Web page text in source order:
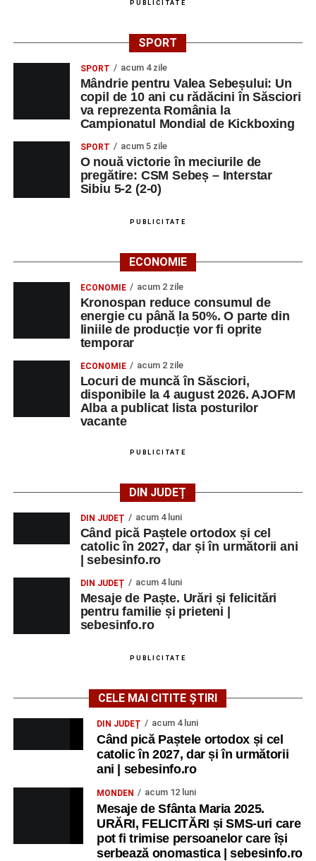
PUBLICITATE
SPORT
SPORT acum 4 zile
Mândrie pentru Valea Sebeșului: Un
copil de 10 ani cu rădăcini în Săsciori
va reprezenta România la
Campionatul Mondial de Kickboxing
SPORT acum 5 zile
O nouă victorie în meciurile de
pregătire: CSM Sebeș – Interstar
Sibiu 5-2 (2-0)
PUBLICITATE
ECONOMIE
ECONOMIE acum 2 zile
Kronospan reduce consumul de
energie cu până la 50%. O parte din
liniile de producție vor fi oprite
temporar
ECONOMIE acum 2 zile
Locuri de muncă în Săsciori,
disponibile la 4 august 2026. AJOFM
Alba a publicat lista posturilor
vacante
PUBLICITATE
DIN JUDEȚ
DIN JUDEȚ acum 4 luni
Când pică Paștele ortodox și cel
catolic în 2027, dar și în următorii ani
| sebesinfo.ro
DIN JUDEȚ acum 4 luni
Mesaje de Paște. Urări și felicitări
pentru familie și prieteni |
sebesinfo.ro
PUBLICITATE
CELE MAI CITITE ȘTIRI
DIN JUDEȚ acum 4 luni
Când pică Paștele ortodox și cel
catolic în 2027, dar și în următorii
ani | sebesinfo.ro
MONDEN acum 12 luni
Mesaje de Sfânta Maria 2025.
URĂRI, FELICITĂRI și SMS-uri care
pot fi trimise persoanelor care își
serbează onomastica | sebesinfo.ro